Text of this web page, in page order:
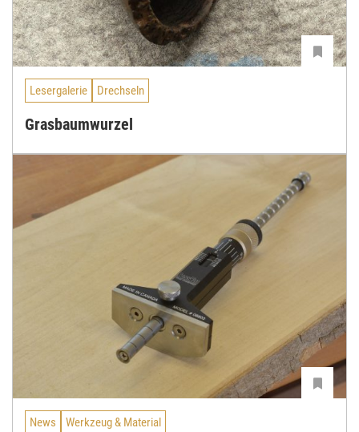
Lesergalerie Drechseln
Grasbaumwurzel
News Werkzeug & Material